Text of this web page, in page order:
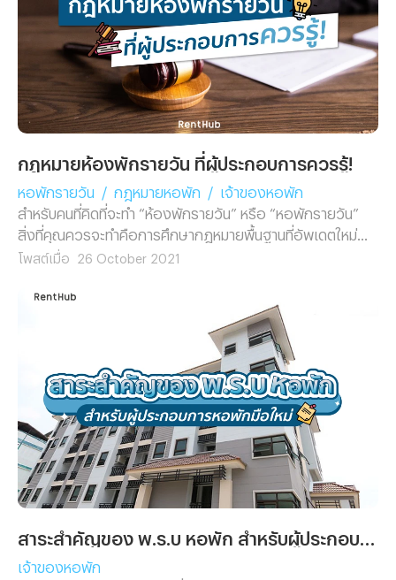
กฎหมายห้องพักรายวัน ที่ผู้ประกอบการควรรู้!
หอพักรายวัน / กฎหมายหอพัก /
เจ้าของหอพัก
สำหรับคนที่คิดที่จะทำ “ห้องพักรายวัน” หรือ “หอพักรายวัน”
สิ่งที่คุณควรจะทำคือการศึกษากฎหมายพื้นฐานที่อัพเดตใหม่
ล่าสุด เพื่อเป็นแนวทางในการปฏิบัติตามอย่างถูกต้องและจะได้
โพสต์เมื่อ 26 October 2021
เจ้าของหอพัก